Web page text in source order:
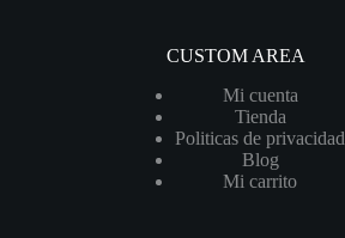
CUSTOM AREA
Mi cuenta
Tienda
Politicas de privacidad
Blog
Mi carrito